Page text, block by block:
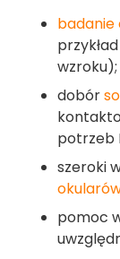
wzroku);
dobór
potrzeb
szeroki
pomoc